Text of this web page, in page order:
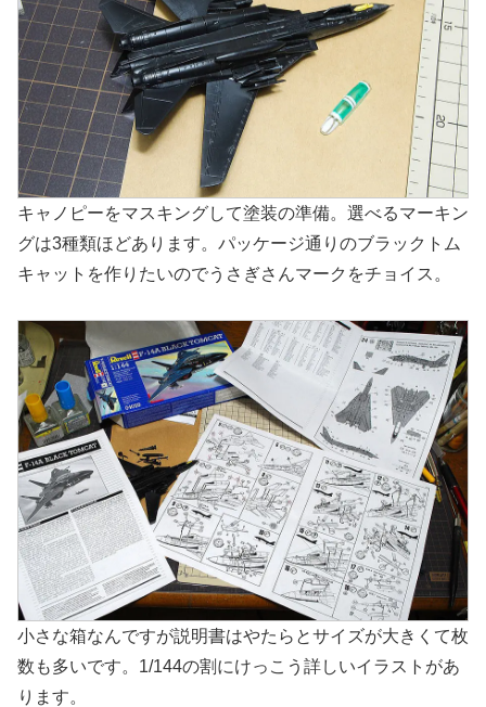
キャノピーをマスキングして塗装の準備。選べるマーキン
グは3種類ほどあります。パッケージ通りのブラックトム
キャットを作りたいのでうさぎさんマークをチョイス。
小さな箱なんですが説明書はやたらとサイズが大きくて枚
数も多いです。1/144の割にけっこう詳しいイラストがあ
ります。